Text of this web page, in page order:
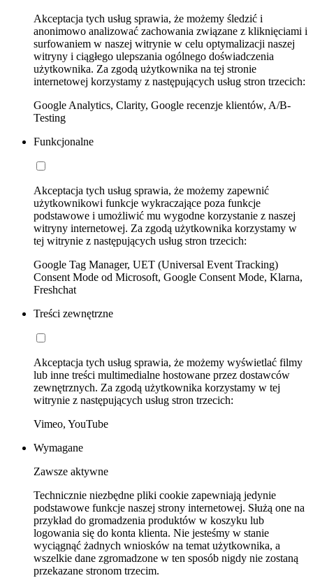
Akceptacja tych usług sprawia, że możemy śledzić i
anonimowo analizować zachowania związane z kliknięciami i
surfowaniem w naszej witrynie w celu optymalizacji naszej
witryny i ciągłego ulepszania ogólnego doświadczenia
użytkownika. Za zgodą użytkownika na tej stronie
internetowej korzystamy z następujących usług stron trzecich:
Google Analytics, Clarity, Google recenzje klientów, A/B-
Testing
Funkcjonalne
Akceptacja tych usług sprawia, że możemy zapewnić
użytkownikowi funkcje wykraczające poza funkcje
podstawowe i umożliwić mu wygodne korzystanie z naszej
witryny internetowej. Za zgodą użytkownika korzystamy w
tej witrynie z następujących usług stron trzecich:
Google Tag Manager, UET (Universal Event Tracking)
Consent Mode od Microsoft, Google Consent Mode, Klarna,
Freshchat
Treści zewnętrzne
Akceptacja tych usług sprawia, że możemy wyświetlać filmy
lub inne treści multimedialne hostowane przez dostawców
zewnętrznych. Za zgodą użytkownika korzystamy w tej
witrynie z następujących usług stron trzecich:
Vimeo, YouTube
Wymagane
Zawsze aktywne
Technicznie niezbędne pliki cookie zapewniają jedynie
podstawowe funkcje naszej strony internetowej. Służą one na
przykład do gromadzenia produktów w koszyku lub
logowania się do konta klienta. Nie jesteśmy w stanie
wyciągnąć żadnych wniosków na temat użytkownika, a
wszelkie dane zgromadzone w ten sposób nigdy nie zostaną
przekazane stronom trzecim.